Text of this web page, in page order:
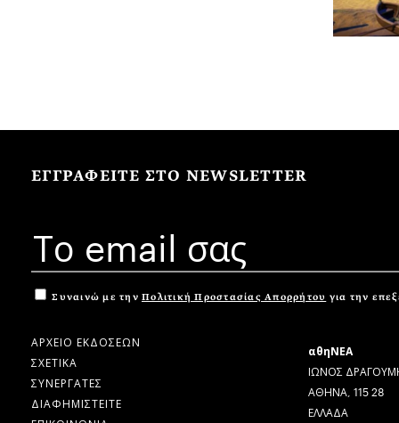
ΕΓΓΡΑΦΕΙΤΕ ΣΤΟ NEWSLETTER
Συναινώ με την Πολιτική Προστασίας Απορρήτου για την
ΑΡΧΕΙΟ ΕΚΔΟΣΕΩΝ
ΣΧΕΤΙΚΑ
ΣΥΝΕΡΓΑΤΕΣ
ΔΙΑΦΗΜΙΣΤΕΙΤΕ
αθηΝΕΑ
ΙΩΝΟΣ
ΑΘΗΝΑ, 115 28
ΕΛΛΑΔΑ